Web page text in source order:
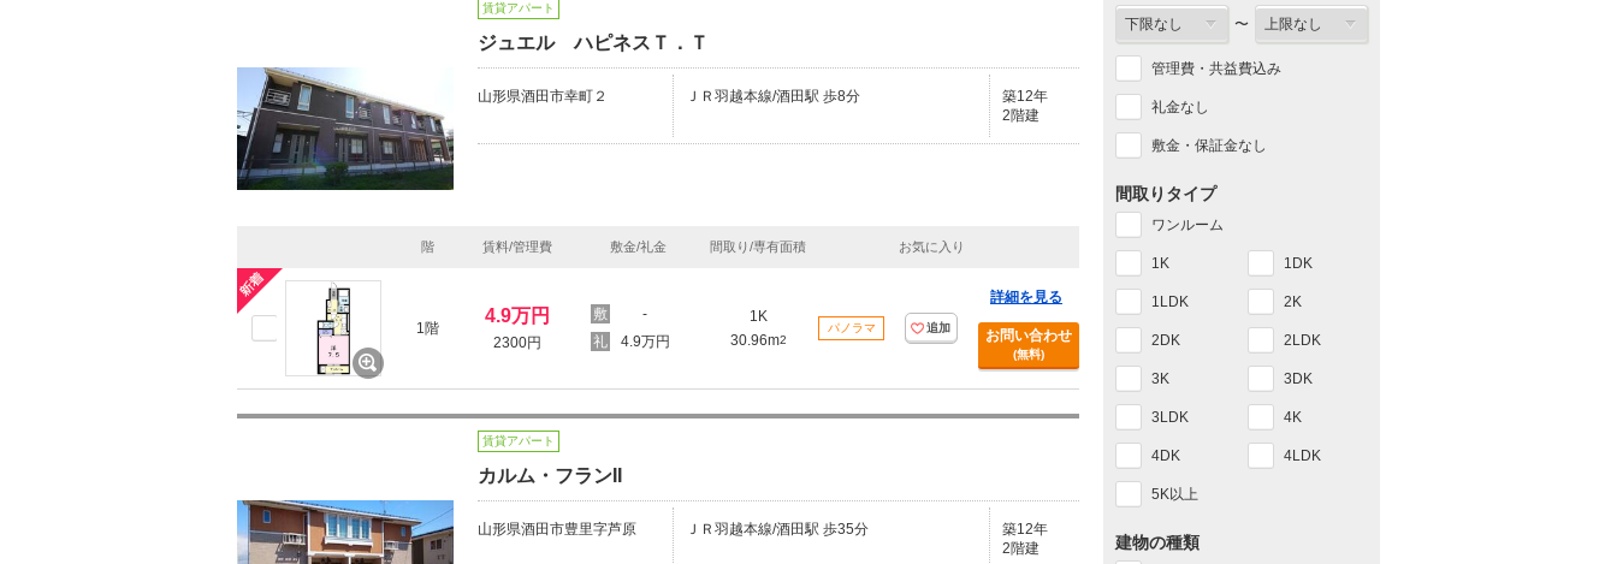
賃貸アパート
ジュエル ハピネスＴ．Ｔ
山形県酒田市幸町２ ＪＲ羽越本線/酒田駅 歩8分
築12年
2階建
階 賃料/管理費 敷金/礼金 間取り/専有面積 お気に入り
1階
4.9万円
2300円
-
4.9万円
1K
30.96m2
パノラマ 追加
詳細を見る
お問い合わせ
(無料)
賃貸アパート
カルム・フランII
山形県酒田市豊里字芦原 ＪＲ羽越本線/酒田駅 歩35分
築12年
2階建
〜
管理費・共益費込み
礼金なし
敷金・保証金なし
間取りタイプ
ワンルーム
1K 1DK
1LDK 2K
2DK 2LDK
3K 3DK
3LDK 4K
4DK 4LDK
5K以上
建物の種類